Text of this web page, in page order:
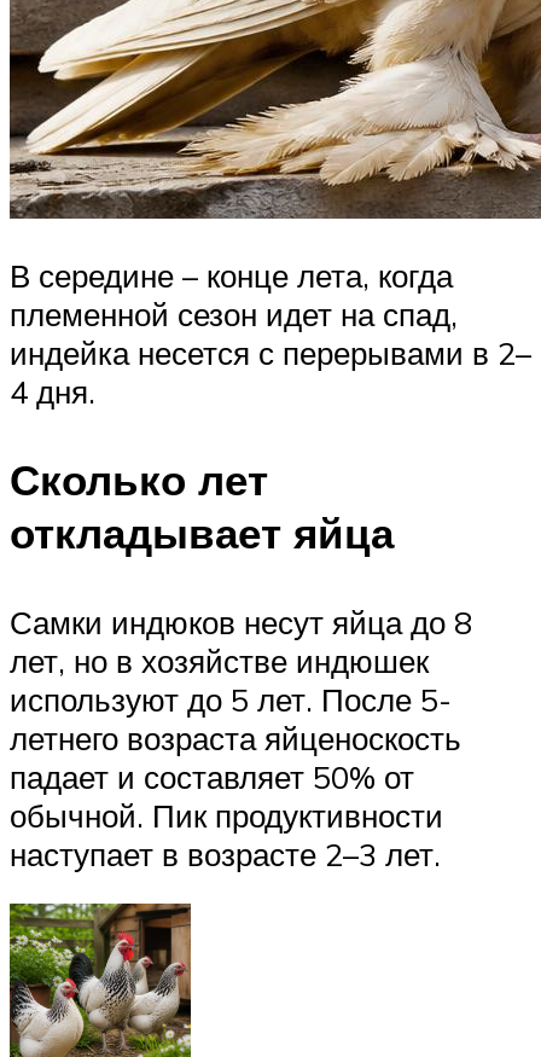
В середине – конце лета, когда
племенной сезон идет на спад,
индейка несется с перерывами в 2–
4 дня.
Сколько лет
откладывает яйца
Самки индюков несут яйца до 8
лет, но в хозяйстве индюшек
используют до 5 лет. После 5-
летнего возраста яйценоскость
падает и составляет 50% от
обычной. Пик продуктивности
наступает в возрасте 2–3 лет.